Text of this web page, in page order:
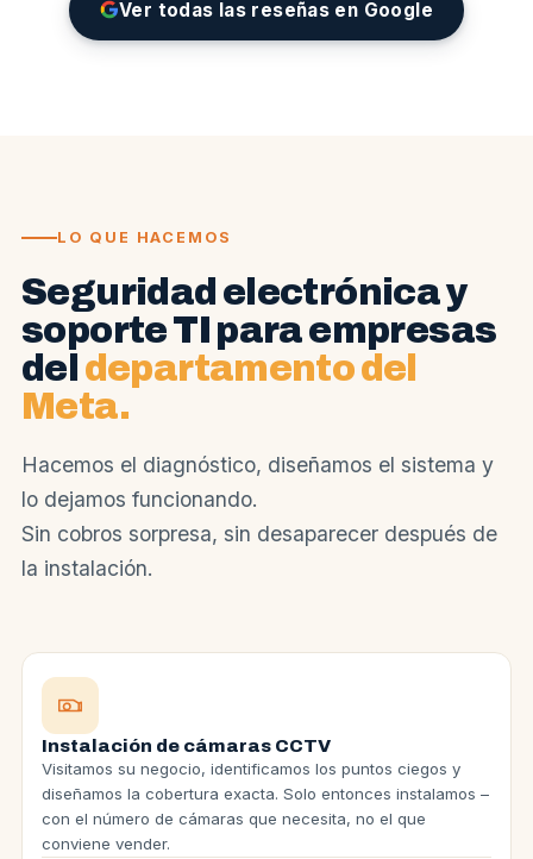
Ver todas las reseñas en Google
LO QUE HACEMOS
Seguridad electrónica y
soporte TI para empresas
del departamento del
Meta.
Hacemos el diagnóstico, diseñamos el sistema y
lo dejamos funcionando.
Sin cobros sorpresa, sin desaparecer después de
la instalación.
Instalación de cámaras CCTV
Visitamos su negocio, identificamos los puntos ciegos y
diseñamos la cobertura exacta. Solo entonces instalamos –
con el número de cámaras que necesita, no el que
conviene vender.